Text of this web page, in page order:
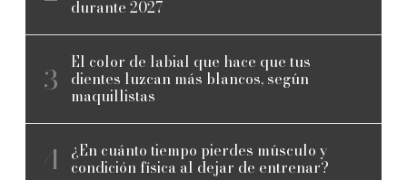
durante 2027
El color de labial que hace que tus
dientes luzcan más blancos, según
maquillistas
¿En cuánto tiempo pierdes músculo y
condición física al dejar de entrenar?